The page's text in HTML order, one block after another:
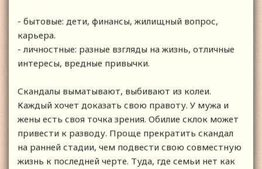
- бытовые: дети, финансы, жилищный вопрос,
карьера.
- личностные: разные взгляды на жизнь, отличные
интересы, вредные привычки.
Скандалы выматывают, выбивают из колеи.
Каждый хочет доказать свою правоту. У мужа и
жены есть своя точка зрения. Обилие склок может
привести к разводу. Проще прекратить скандал
на ранней стадии, чем подвести свою совместную
жизнь к последней черте. Туда, где семьи нет как